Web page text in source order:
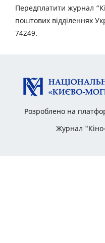
Передплатити журнал
поштових відділеннях
74249.
Розроблено на
Журнал